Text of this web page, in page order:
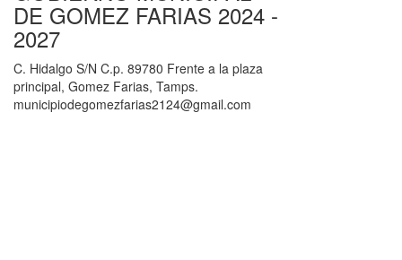
DE GOMEZ FARIAS 2024 -
2027
C. Hidalgo S/N C.p. 89780 Frente a la plaza
principal, Gomez Farias, Tamps.
municipiodegomezfarias2124@gmail.com